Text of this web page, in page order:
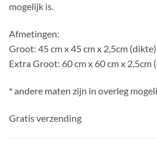
mogelijk is.
Afmetingen:
Groot: 45 cm x 45 cm x 2,5cm (dikte)
Extra Groot: 60 cm x 60 cm x 2,5cm
* andere maten zijn in overleg
Gratis verzending